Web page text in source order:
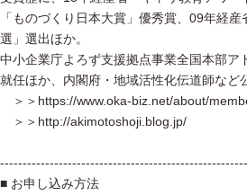
「ものづくり日本大賞」優秀賞、09年経
選」選出ほか。
中小企業庁よろず支援拠点事業全国本部ア
就任ほか、内閣府・地域活性化伝道師など
＞＞https://www.oka-biz.net/about/
＞＞http://akimotoshoji.blog.jp/
-------------------------------------------------------
■ お申し込み方法